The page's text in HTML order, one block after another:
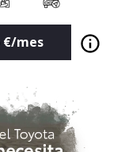
€/mes